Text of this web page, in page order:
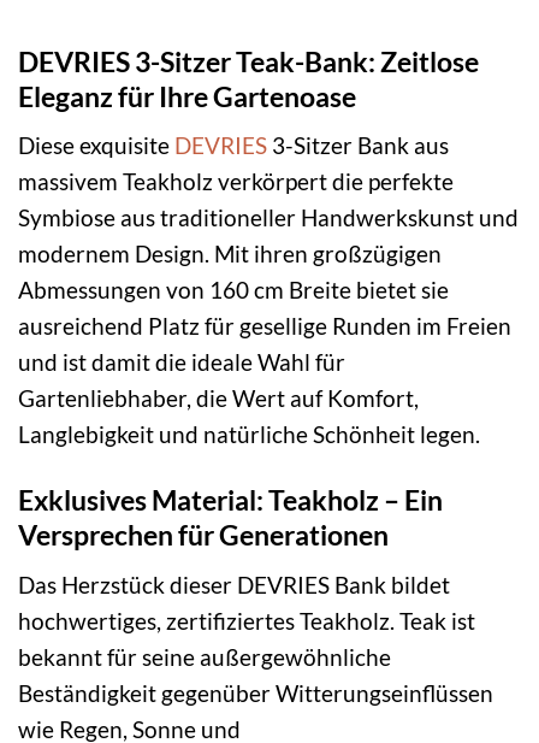
DEVRIES 3-Sitzer Teak-Bank: Zeitlose
Eleganz für Ihre Gartenoase
Diese exquisite DEVRIES 3-Sitzer Bank aus
massivem Teakholz verkörpert die perfekte
Symbiose aus traditioneller Handwerkskunst und
modernem Design. Mit ihren großzügigen
Abmessungen von 160 cm Breite bietet sie
ausreichend Platz für gesellige Runden im Freien
und ist damit die ideale Wahl für
Gartenliebhaber, die Wert auf Komfort,
Langlebigkeit und natürliche Schönheit legen.
Exklusives Material: Teakholz – Ein
Versprechen für Generationen
Das Herzstück dieser DEVRIES Bank bildet
hochwertiges, zertifiziertes Teakholz. Teak ist
bekannt für seine außergewöhnliche
Beständigkeit gegenüber Witterungseinflüssen
wie Regen, Sonne und